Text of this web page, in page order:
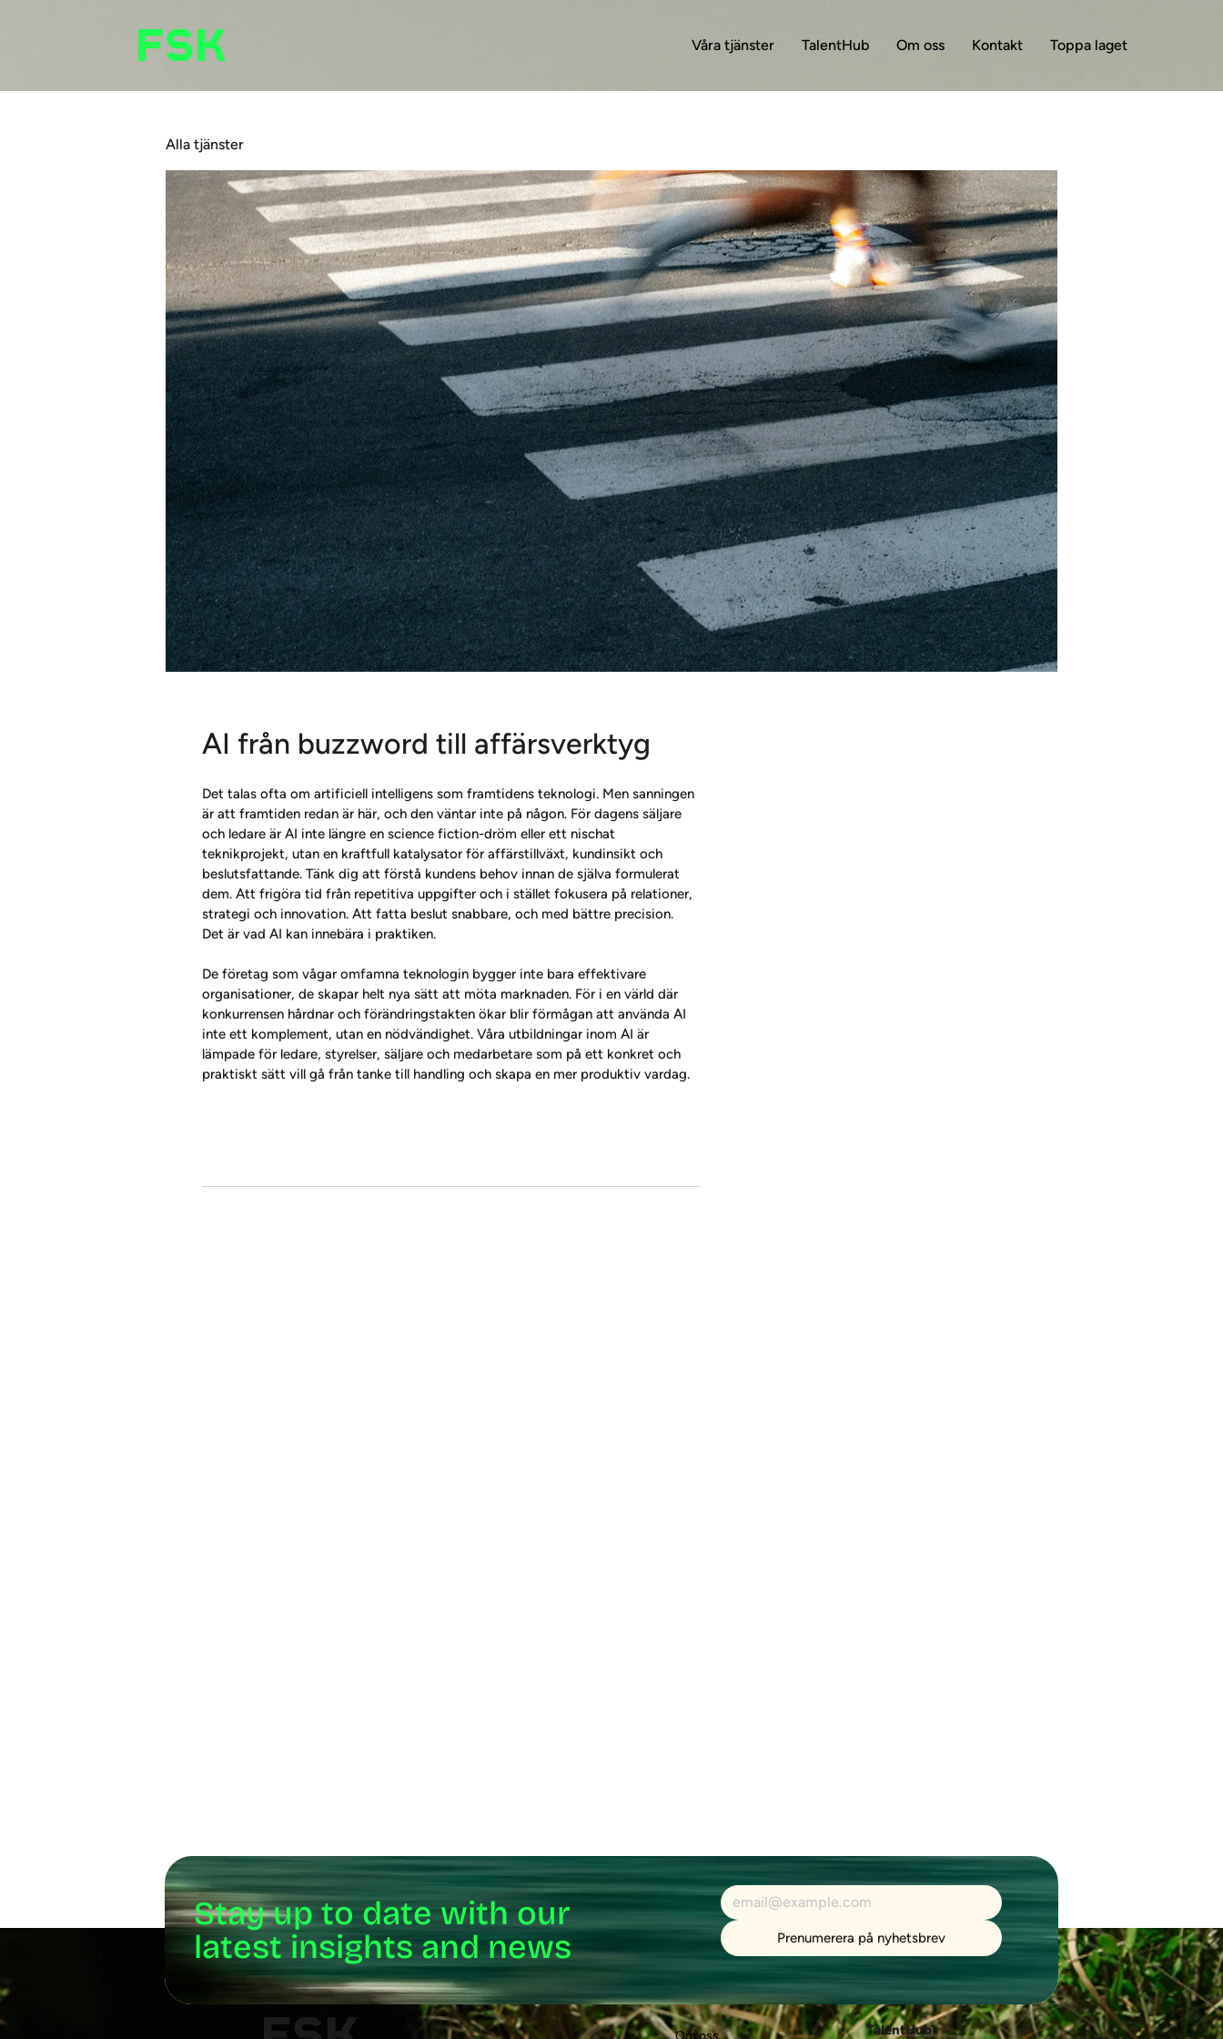
Våra tjänster TalentHub Om oss Kontakt Toppa laget
Alla tjänster
AI från buzzword till affärsverktyg
Det talas ofta om artificiell intelligens som framtidens teknologi. Men sanningen
är att framtiden redan är här, och den väntar inte på någon. För dagens säljare
och ledare är AI inte längre en science fiction-dröm eller ett nischat
teknikprojekt, utan en kraftfull katalysator för affärstillväxt, kundinsikt och
beslutsfattande. Tänk dig att förstå kundens behov innan de själva formulerat
dem. Att frigöra tid från repetitiva uppgifter och i stället fokusera på relationer,
strategi och innovation. Att fatta beslut snabbare, och med bättre precision.
Det är vad AI kan innebära i praktiken.
De företag som vågar omfamna teknologin bygger inte bara effektivare
organisationer, de skapar helt nya sätt att möta marknaden. För i en värld där
konkurrensen hårdnar och förändringstakten ökar blir förmågan att använda AI
inte ett komplement, utan en nödvändighet. Våra utbildningar inom AI är
lämpade för ledare, styrelser, säljare och medarbetare som på ett konkret och
praktiskt sätt vill gå från tanke till handling och skapa en mer produktiv vardag.
Stay up to date with our
latest insights and news
Prenumerera på nyhetsbrev
Om oss TalentHub